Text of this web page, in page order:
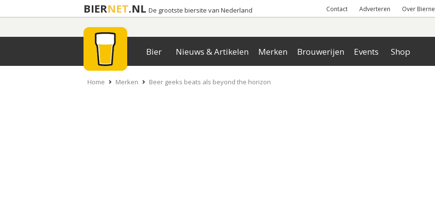
BIERNET.NL De grootste biersite van Nederland Contact Adverteren Over
Bier Nieuws & Artikelen Merken Brouwerijen Events Shop
Home Merken Beer geeks beats als beyond the horizon